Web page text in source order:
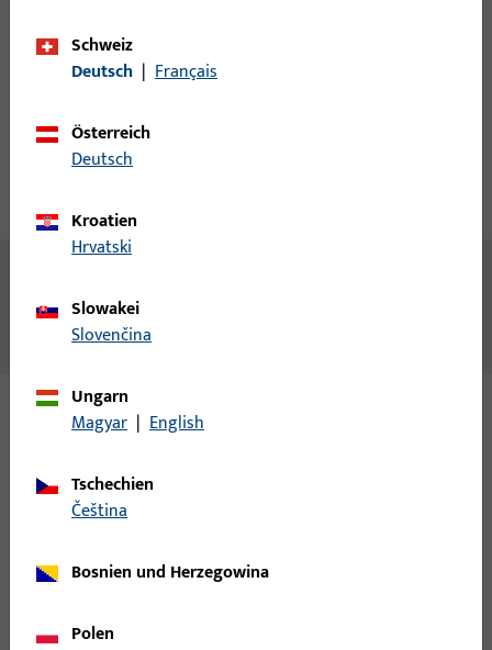
Account erstellen
Produktbeschreibung
Abdeckschiene P 1226
Varianten
Zu diesem Produkt gibt es folgende Varianten:
ABDECKSCHIENE OBEN P1226 5000MM
Schweiz
Deutsch | Français
Österreich
Deutsch
Kroatien
Hrvatski
Slowakei
Slovenčina
Ungarn
Magyar | English
Tschechien
čeština
Bosnien und Herzegowina
Polen